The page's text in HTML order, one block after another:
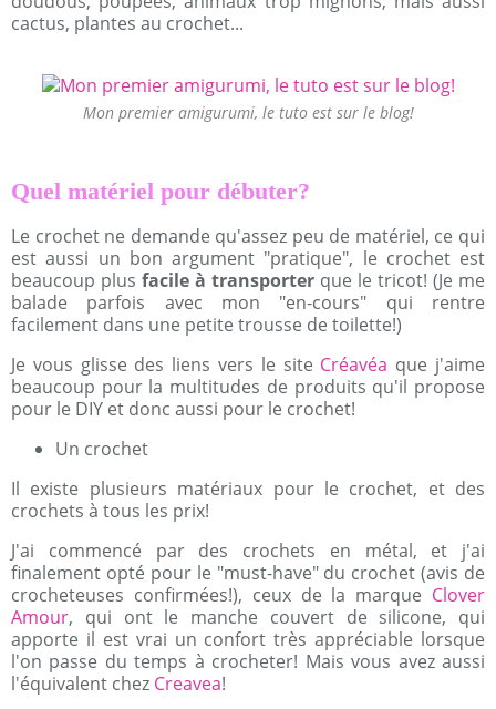
cactus, plantes au crochet...
Mon premier amigurumi, le tuto est sur le blog!
Quel matériel pour débuter?
Le crochet ne demande qu'assez peu de matériel, ce qui
est aussi un bon argument "pratique", le crochet est
beaucoup plus facile à transporter que le tricot! (Je me
balade parfois avec mon "en-cours" qui rentre
facilement dans une petite trousse de toilette!)
Je vous glisse des liens vers le site Créavéa que j'aime
beaucoup pour la multitudes de produits qu'il propose
pour le DIY et donc aussi pour le crochet!
Un crochet
Il existe plusieurs matériaux pour le crochet, et des
crochets à tous les prix!
J'ai commencé par des crochets en métal, et j'ai
finalement opté pour le "must-have" du crochet (avis de
crocheteuses confirmées!), ceux de la marque Clover
Amour, qui ont le manche couvert de silicone, qui
apporte il est vrai un confort très appréciable lorsque
l'on passe du temps à crocheter! Mais vous avez aussi
l'équivalent chez Creavea!